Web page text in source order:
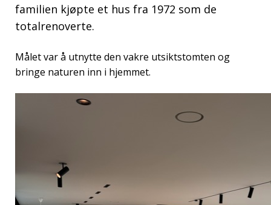
familien kjøpte et hus fra 1972 som de
totalrenoverte.
Målet var å utnytte den vakre utsiktstomten og
bringe naturen inn i hjemmet.